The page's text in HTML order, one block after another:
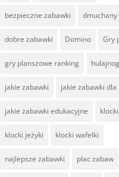
bezpieczne zabawki dmuchany
dobre zabawki Domino Gry
gry planszowe ranking
jakie zabawki jakie zabawki
jakie zabawki edukacyjne
klocki jeżyki klocki wafelki
najlepsze zabawki plac zabaw